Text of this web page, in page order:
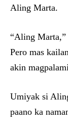
Aling Marta.
“Aling Marta,”
Pero mas
akin
Umiyak si
paano ka